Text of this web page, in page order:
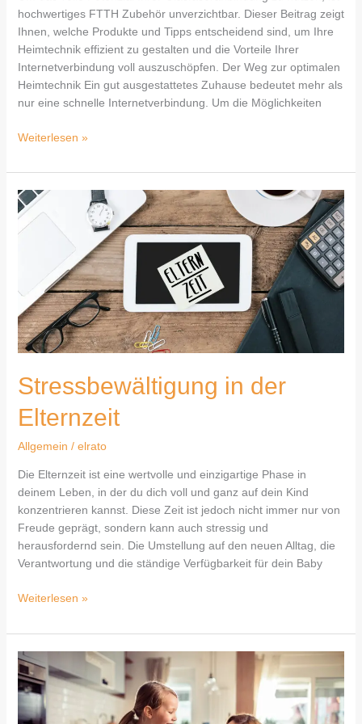
hochwertiges FTTH Zubehör unverzichtbar. Dieser Beitrag zeigt
Ihnen, welche Produkte und Tipps entscheidend sind, um Ihre
Heimtechnik effizient zu gestalten und die Vorteile Ihrer
Internetverbindung voll auszuschöpfen. Der Weg zur optimalen
Heimtechnik Ein gut ausgestattetes Zuhause bedeutet mehr als
nur eine schnelle Internetverbindung. Um die Möglichkeiten
Weiterlesen »
Stressbewältigung in der
Elternzeit
Allgemein / elrato
Die Elternzeit ist eine wertvolle und einzigartige Phase in
deinem Leben, in der du dich voll und ganz auf dein Kind
konzentrieren kannst. Diese Zeit ist jedoch nicht immer nur von
Freude geprägt, sondern kann auch stressig und
herausfordernd sein. Die Umstellung auf den neuen Alltag, die
Verantwortung und die ständige Verfügbarkeit für dein Baby
Stressbewältigung
in
der
Weiterlesen »
Familienleben
im
Gleichgewicht:
Zwischen